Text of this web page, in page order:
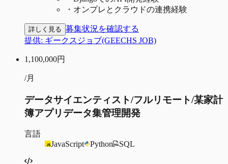
・ オンプレとクラウドの連携経験
詳しく見る 募集状況を確認する
提供: ギークスジョブ(GEECHS JOB)
1,100,000円
/月
データサイエンティスト/フルリモート/某家計
簿アプリデータ集管理開発
言語
JavaScript
Python SQL